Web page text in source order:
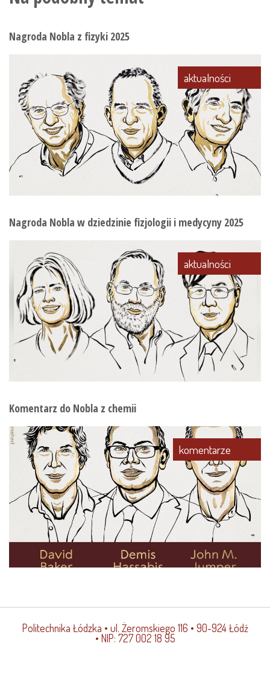
Nagroda Nobla z fizyki 2025
aktualności
Nagroda Nobla w dziedzinie fizjologii i medycyny 2025
aktualności
Komentarz do Nobla z chemii
komentarze
Politechnika Łódzka • ul. Żeromskiego 116 • 90-924 Łódź
• NIP: 727 002 18 95